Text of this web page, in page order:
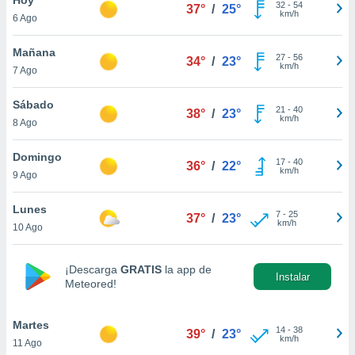
en
más
nuestra
de
aceptar
de
6 Ago
37° / 25° 32- 54
km/h
Mañana
7 Ago
34° / 23° 27- 56
km/h
Sábado
8 Ago
38° / 23° 21 - 40
km/h
Domingo
9 Ago
36° / 22° 17- 40
km/h
Lunes
10 Ago
37° / 23° 7- 25
km/h
¡Descarga GRATIS la app de
Meteored!
Instalar
Martes
11 Ago
39° / 23° 14- 38
km/h